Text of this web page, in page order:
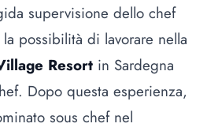
supervisione dello chef
possibilità di lavorare nella
Resort in Sardegna
Dopo questa esperienza,
sous chef nel